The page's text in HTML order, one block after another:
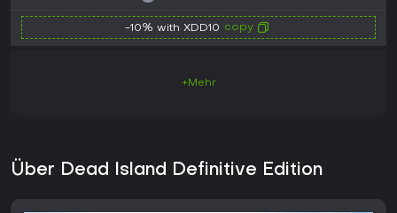
-10% with XDD10 copy
+Mehr
Über Dead Island Definitive Edition